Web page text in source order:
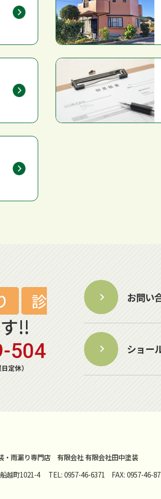
診
!!
504
定休）
お問い
ショー
・雨漏り専門店有限会社 有限会社田中塗装
越町1021-4 TEL: 0957-46-6371 FAX: 0957-46-